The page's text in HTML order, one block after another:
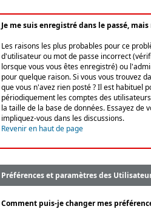
Je me suis enregistré dans le passé,
Les raisons les plus probables pour ce
d'utilisateur ou mot de passe incorrect
lorsque vous vous êtes enregistré) ou
pour quelque raison. Si vous vous trouvez
que vous n'avez rien posté ? Il est habituel
périodiquement les comptes des
la taille de la base de données. Essayez de
impliquez-vous dans les discussions.
Revenir en haut de page
Préférences et paramètres des
Comment puis-je changer mes